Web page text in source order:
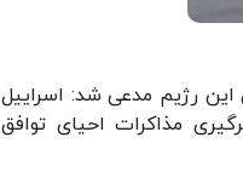
در گزارشی با استناد به گزارش بدون منبع کانال ۱۲ تلویزیون این رژیم مدعی شد: اسراییل
مذاکرات احیای توافق